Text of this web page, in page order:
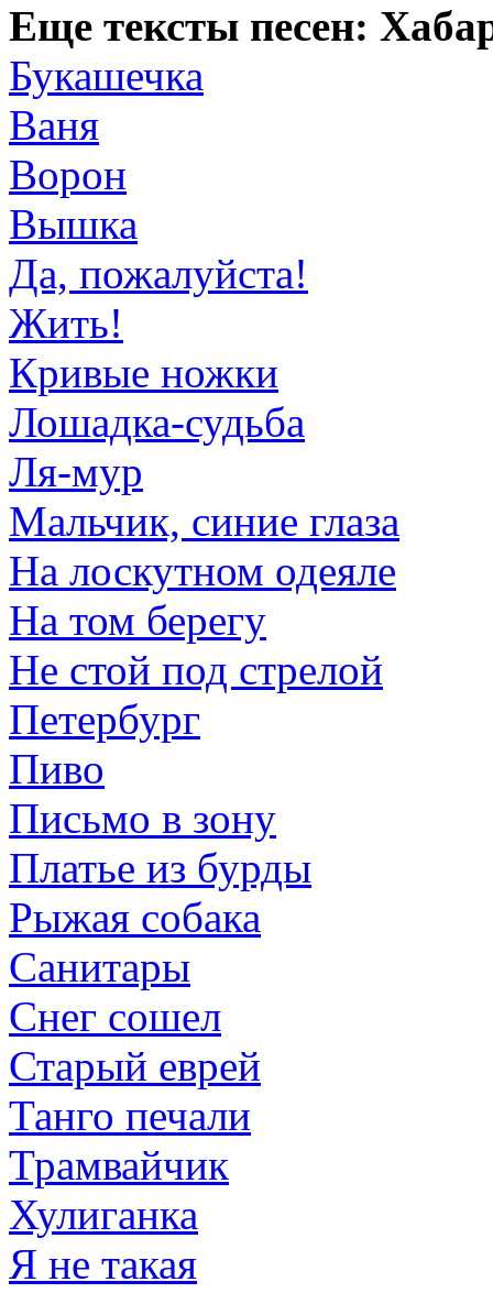
Еще тексты песен:
Букашечка
Ваня
Ворон
Вышка
Да, пожалуйста!
Жить!
Кривые ножки
Лошадка-судьба
Ля-мур
Мальчик, синие глаза
На лоскутном одеяле
На том берегу
Не стой под стрелой
Петербург
Пиво
Письмо в зону
Платье из бурды
Рыжая собака
Санитары
Снег сошел
Старый еврей
Танго печали
Трамвайчик
Хулиганка
Я не такая